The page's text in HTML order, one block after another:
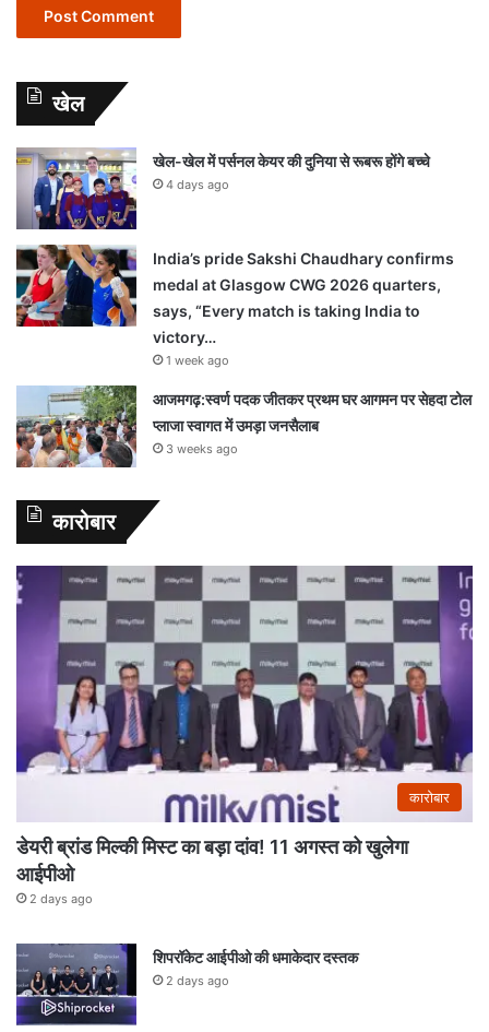
खेल
खेल-खेल में पर्सनल केयर की दुनिया से रूबरू होंगे बच्चे
4 days ago
India’s pride Sakshi Chaudhary confirms
medal at Glasgow CWG 2026 quarters,
says, “Every match is taking India to
victory…
1 week ago
आजमगढ़:स्वर्ण पदक जीतकर प्रथम घर आगमन पर सेहदा टोल
प्लाजा स्वागत में उमड़ा जनसैलाब
3 weeks ago
कारोबार
कारोबार
डेयरी ब्रांड मिल्की मिस्ट का बड़ा दांव! 11 अगस्त को खुलेगा
आईपीओ
2 days ago
शिपरॉकेट आईपीओ की धमाकेदार दस्तक
2 days ago